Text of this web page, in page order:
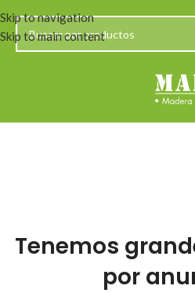
Skip to navigation
Skip to main content
Tenemos
por